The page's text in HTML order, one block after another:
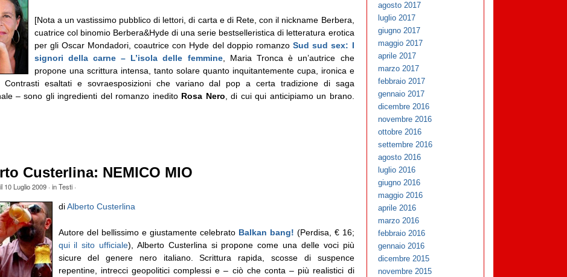
[Nota a un vastissimo pubblico di lettori, di carta e di Rete, con il nickname Berbera,
cuatrice col binomio Berbera&Hyde di una serie bestselleristica di letteratura erotica
per gli Oscar Mondadori, coautrice con Hyde del doppio romanzoSud sud sex: I
signori della carne – L’isola delle femmine, Maria Tronca è un’autrice che
propone una scrittura intensa, tanto solare quanto inquitantemente cupa, ironica e
Contrasti esaltati e sovraesposizioni che variano dal pop a certa tradizione di saga
– sono gli ingredienti del romanzo inedito Rosa Nero, di cui qui anticipiamo un brano.
Custerlina: NEMICO MIO
10 Luglio 2009· inTesti·
diAlberto Custerlina
Autore del bellissimo e giustamente celebrato Balkan bang! (Perdisa, € 16;
qui il sito ufficiale), Alberto Custerlina si propone come una delle voci più
sicure del genere nero italiano. Scrittura rapida, scosse di suspence
repentine, intrecci geopolitici complessi e – ciò che conta – più realistici di
agosto 2017
luglio 2017
giugno 2017
maggio 2017
aprile 2017
marzo 2017
febbraio 2017
gennaio 2017
dicembre 2016
novembre 2016
ottobre 2016
settembre 2016
agosto 2016
luglio 2016
giugno 2016
maggio 2016
aprile 2016
marzo 2016
febbraio 2016
gennaio 2016
dicembre 2015
novembre 2015